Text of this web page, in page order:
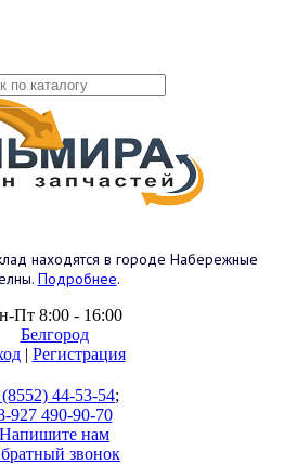
находятся в городе Набережные
Подробнее.
Пт 8:00 - 16:00
Белгород
| Регистрация
44-53-54;
927 490-90-70
Напишите нам
звонок